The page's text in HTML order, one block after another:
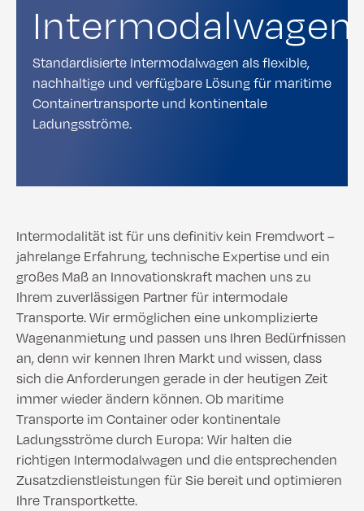
Intermodalwagen
Standardisierte Intermodalwagen als flexible,
nachhaltige und verfügbare Lösung für maritime
Containertransporte und kontinentale
Ladungsströme.
Intermodalität ist für uns definitiv kein Fremdwort –
jahrelange Erfahrung, technische Expertise und ein
großes Maß an Innovationskraft machen uns zu
Ihrem zuverlässigen Partner für intermodale
Transporte. Wir ermöglichen eine unkomplizierte
Wagenanmietung und passen uns Ihren Bedürfnissen
an, denn wir kennen Ihren Markt und wissen, dass
sich die Anforderungen gerade in der heutigen Zeit
immer wieder ändern können. Ob maritime
Transporte im Container oder kontinentale
Ladungsströme durch Europa: Wir halten die
richtigen Intermodalwagen und die entsprechenden
Zusatzdienstleistungen für Sie bereit und optimieren
Ihre Transportkette.